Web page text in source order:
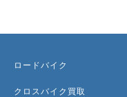
ロードバイク
クロスバイク買取